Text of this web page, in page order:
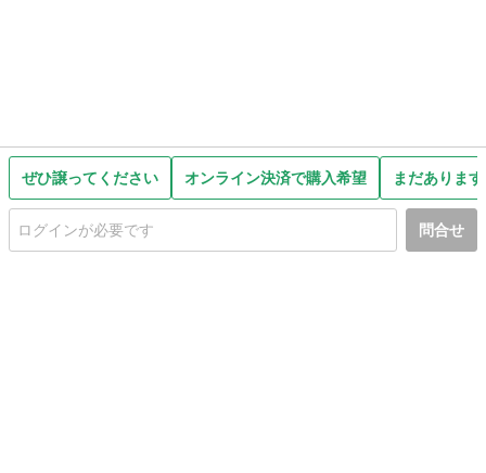
ぜひ譲ってください オンライン決済で購入希望 まだありま
問合せ